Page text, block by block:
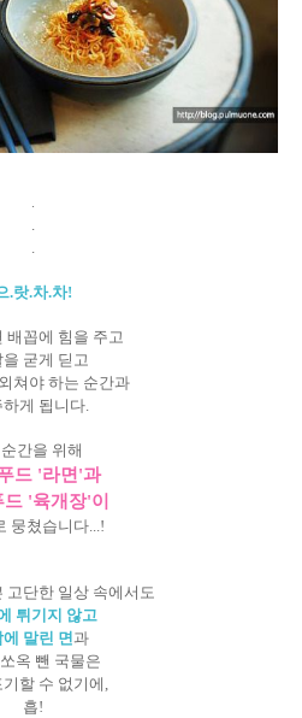
.
.
.
.랏.차.차!
배꼽에 힘을 주고
을 굳게 딛고
쳐야 하는 순간과
하게 됩니다.
간을 위해
드 '라면'과
드 '육개장'이
뭉쳤습니다...!
고단한 일상 속에서도
튀기지 않고
에 말린 면과
옥 뺀 국물은
기할 수 없기에,
흡!